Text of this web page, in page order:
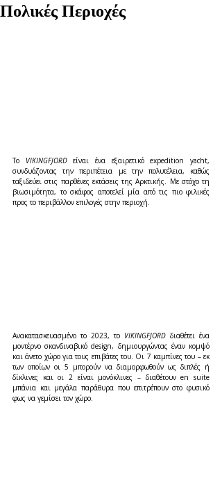
Πολικές Περιοχές
Το VIKINGFJORD είναι ένα εξαιρετικό expedition yacht,
συνδυάζοντας την περιπέτεια με την πολυτέλεια, καθώς
ταξιδεύει στις παρθένες εκτάσεις της Αρκτικής. Με στόχο τη
βιωσιμότητα, το σκάφος αποτελεί μία από τις πιο φιλικές
προς το περιβάλλον επιλογές στην περιοχή.
Ανακατασκευασμένο το 2023, το VIKINGFJORD διαθέτει ένα
μοντέρνο σκανδιναβικό design, δημιουργώντας έναν κομψό
και άνετο χώρο για τους επιβάτες του. Οι 7 καμπίνες του – εκ
των οποίων οι 5 μπορούν να διαμορφωθούν ως διπλές ή
δίκλινες και οι 2 είναι μονόκλινες – διαθέτουν en suite
μπάνια και μεγάλα παράθυρα που επιτρέπουν στο φυσικό
φως να γεμίσει τον χώρο.